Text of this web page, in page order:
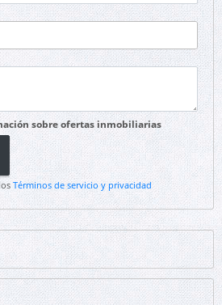
sobre ofertas inmobiliarias
Términos de servicio y privacidad